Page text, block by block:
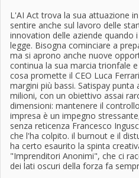
L'AI Act trova la sua attuazione
sentire anche sul lavoro delle
innovation delle aziende quando
legge. Bisogna cominciare a
ma si aprono anche nuove
continua la sua marcia trionfale
cosa promette il CEO Luca
margini più bassi. Satispay
milioni, con un obiettivo assai
dimensioni: mantenere il
impresa è un impegno
senza reticenza Francesco
che l'ha colpito. il burnout e il
ha certo esaurito la spinta
"Imprenditori Anonimi", che ci
dei lati oscuri della forza fa